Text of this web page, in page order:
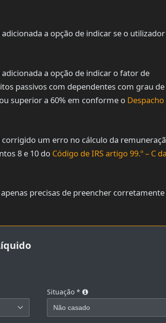
a opção de indicar se o
a opção de indicar o fator de
passivos com dependentes com grau de
superior a 60% em conforme o Despacho
um erro no cálculo da
8 e 10 do Código de IRS artigo 99.º – C da
precisas de preencher
Situação*